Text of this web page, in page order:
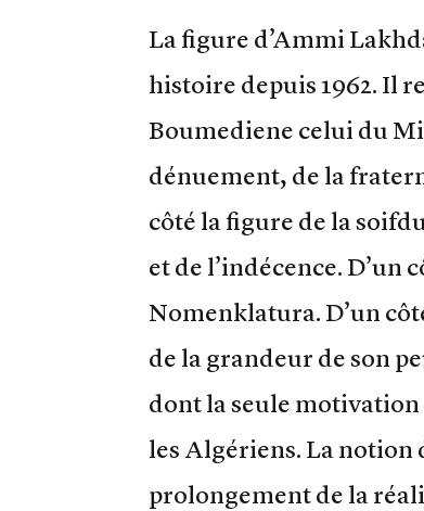
La figure d’Ammi
histoire depuis 1962. Il
Boumediene celui du
dénuement, de la
côté la figure de la
et de l’indécence. D’un
Nomenklatura. D’un
de la grandeur de son
dont la seule motivation
les Algériens. La notion
prolongement de la